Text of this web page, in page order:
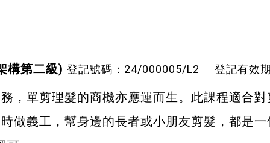
構第二級) 登記號碼：24/000005/L2 登記有效
，單剪理髮的商機亦應運而生。此課程適合
做義工，幫身邊的長者或小朋友剪髮，都是